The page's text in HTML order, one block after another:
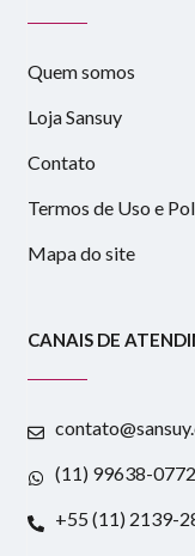
Quem somos
Loja Sansuy
Contato
Termos de Uso e
Mapa do site
CANAIS DE
(11) 99638-0772
+55 (11) 2139-